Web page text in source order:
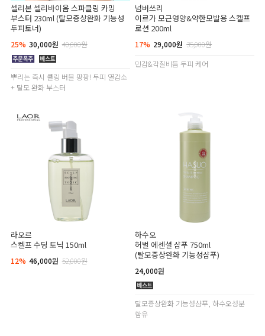
셀리본 셀리바이옴 스파클링 카밍
부스터 230ml (탈모증상완화 기능성
두피토너)
25% 30,000원 40,000원
뿌리는 즉시 쿨링 버블 팡팡! 두피 열감소
+ 탈모 완화 부스터
넘버쓰리
이르가 모근영양&약한모발용 스켈프
로션 200ml
17% 29,000원 35,000원
민감&각질비듬 두피 케어
라오르
스켈프 수딩 토닉 150ml
12% 46,000원 52,000원
하수오
허벌 에센셜 샴푸 750ml
(탈모증상완화 기능성샴푸)
24,000원
탈모증상완화 기능성샴푸, 하수오성분
함유